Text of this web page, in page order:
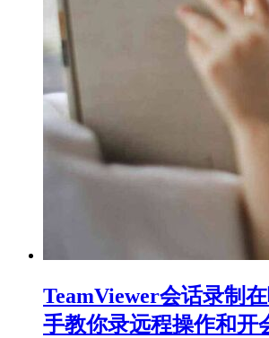
TeamViewer会话录制
手教你录远程操作和开